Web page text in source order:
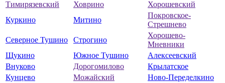
Тимирязевский
Ховрино
Хорошевский
Куркино
Митино
Покровское-
Стрешнево
Северное Тушино
Строгино
Хорошево-
Мневники
Щукино
Южное Тушино
Алексеевский
Внуково
Дорогомилово
Крылатское
Кунцево
Можайский
Ново-Переделкино